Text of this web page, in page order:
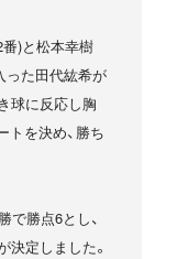
)と松本幸樹
った田代紘希が
球に反応し胸
トを決め、勝ち
で勝点6とし、
決定しました。